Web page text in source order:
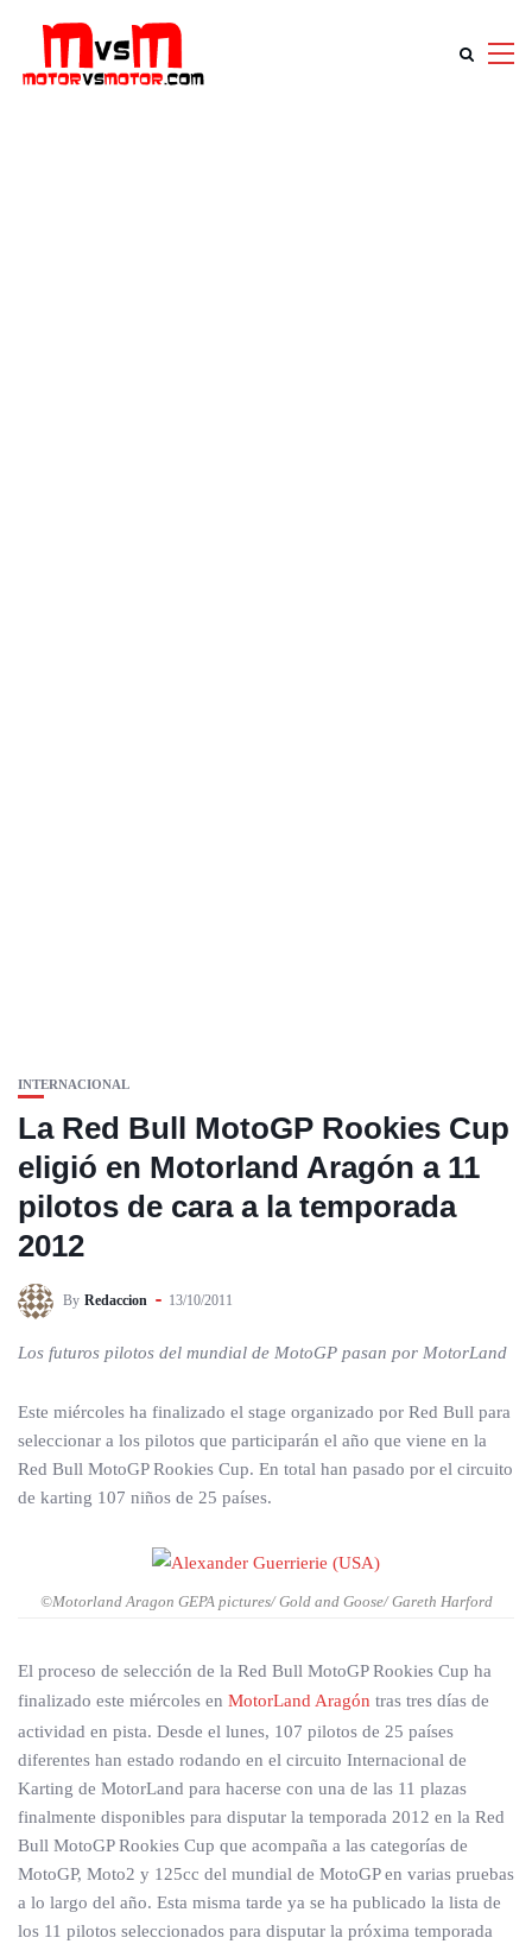
INTERNACIONAL
La Red Bull MotoGP Rookies Cup
eligió en Motorland Aragón a 11
pilotos de cara a la temporada
2012
By Redaccion 13/10/2011
Los futuros pilotos del mundial de MotoGP pasan por MotorLand
Este miércoles ha finalizado el stage organizado por Red Bull para
seleccionar a los pilotos que participarán el año que viene en la
Red Bull MotoGP Rookies Cup. En total han pasado por el circuito
de karting 107 niños de 25 países.
©Motorland Aragon GEPA pictures/ Gold and Goose/ Gareth Harford
El proceso de selección de la Red Bull MotoGP Rookies Cup ha
finalizado este miércoles en MotorLand Aragón tras tres días de
actividad en pista. Desde el lunes, 107 pilotos de 25 países
diferentes han estado rodando en el circuito Internacional de
Karting de MotorLand para hacerse con una de las 11 plazas
finalmente disponibles para disputar la temporada 2012 en la Red
Bull MotoGP Rookies Cup que acompaña a las categorías de
MotoGP, Moto2 y 125cc del mundial de MotoGP en varias pruebas
a lo largo del año. Esta misma tarde ya se ha publicado la lista de
los 11 pilotos seleccionados para disputar la próxima temporada